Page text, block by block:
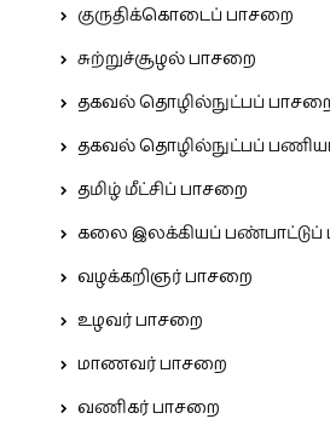
குருதிக்கொடைப் பாசறை
சுற்றுச்சூழல் பாசறை
தகவல் தொழில்நுட்பப்
தகவல் தொழில்நுட்பப்
தமிழ் மீட்சிப் பாசறை
கலை இலக்கியப் பண்பாட்டுப்
வழக்கறிஞர் பாசறை
உழவர் பாசறை
மாணவர் பாசறை
வணிகர் பாசறை